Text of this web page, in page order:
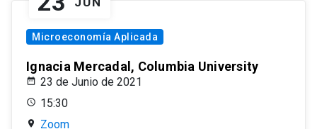
Microeconomía Aplicada
Ignacia Mercadal, Columbia University
23 de Junio de 2021
15:30
Zoom